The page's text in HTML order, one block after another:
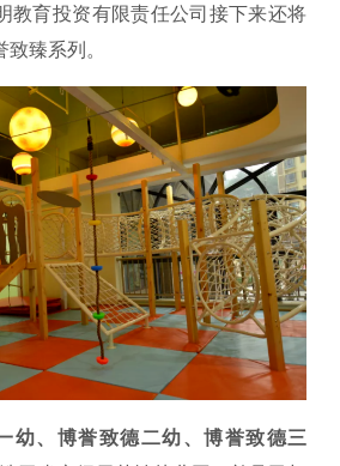
教育投资有限责任公司接下来还将
臻系列。
幼、博誉致德二幼、博誉致德三